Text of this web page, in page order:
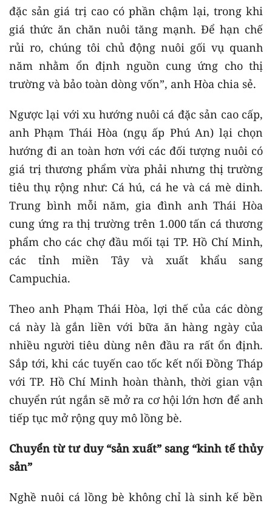
đặc sản giá trị cao có phần chậm lại, trong khi
giá thức ăn chăn nuôi tăng mạnh. Để hạn chế
rủi ro, chúng tôi chủ động nuôi gối vụ quanh
năm nhằm ổn định nguồn cung ứng cho thị
trường và bảo toàn dòng vốn”, anh Hòa chia sẻ.
Ngược lại với xu hướng nuôi cá đặc sản cao cấp,
anh Phạm Thái Hòa (ngụ ấp Phú An) lại chọn
hướng đi an toàn hơn với các đối tượng nuôi có
giá trị thương phẩm vừa phải nhưng thị trường
tiêu thụ rộng như: Cá hú, cá he và cá mè dinh.
Trung bình mỗi năm, gia đình anh Thái Hòa
cung ứng ra thị trường trên 1.000 tấn cá thương
phẩm cho các chợ đầu mối tại TP. Hồ Chí Minh,
các tỉnh miền Tây và xuất khẩu sang
Campuchia.
Theo anh Phạm Thái Hòa, lợi thế của các dòng
cá này là gắn liền với bữa ăn hàng ngày của
nhiều người tiêu dùng nên đầu ra rất ổn định.
Sắp tới, khi các tuyến cao tốc kết nối Đồng Tháp
với TP. Hồ Chí Minh hoàn thành, thời gian vận
chuyển rút ngắn sẽ mở ra cơ hội lớn hơn để anh
tiếp tục mở rộng quy mô lồng bè.
Chuyển từ tư duy “sản xuất” sang “kinh tế thủy
sản”
Nghề nuôi cá lồng bè không chỉ là sinh kế bền